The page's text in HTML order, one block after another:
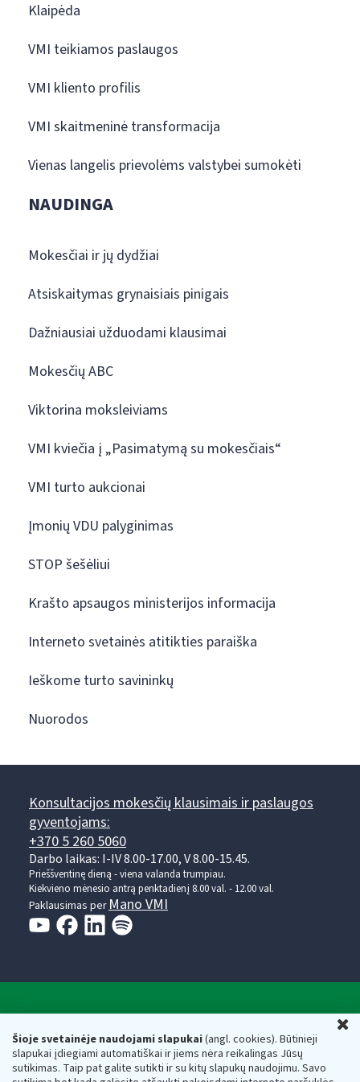
Šioje svetainėje naudojami slapukai(angl. cookies). Būtinieji
slapukai įdiegiami automatiškai ir jiems nėra reikalingas Jūsų
sutikimas. Taip pat galite sutikti ir su kitų slapukų naudojimu. Savo
Klaipėda
VMI teikiamos paslaugos
VMI kliento profilis
VMI skaitmeninė transformacija
Vienas langelis prievolėms valstybei sumokėti
NAUDINGA
Mokesčiai ir jų dydžiai
Atsiskaitymas grynaisiais pinigais
Dažniausiai užduodami klausimai
Mokesčių ABC
Viktorina moksleiviams
VMI kviečia į „Pasimatymą su mokesčiais“
VMI turto aukcionai
Įmonių VDU palyginimas
STOP šešėliui
Krašto apsaugos ministerijos informacija
Interneto svetainės atitikties paraiška
Ieškome turto savininkų
Nuorodos
Konsultacijos mokesčių klausimais ir paslaugos
gyventojams:
+370 5 260 5060
Darbo laikas: I-IV 8.00-17.00, V 8.00-15.45.
Prieššventinę dieną - viena valanda trumpiau.
Kiekvieno mėnesio antrą penktadienį 8.00 val. - 12.00 val.
Paklausimas perMano VMI
Valstybinė mokesčių inspekcija prie Lietuvos
Respublikos finansų ministerijos
Biudžetinė įstaiga. Juridinio asmens kodas — 188659752,
adresas: Vasario 16-osios g. 14, 01107 Vilnius, Lietuva, el.paštas: